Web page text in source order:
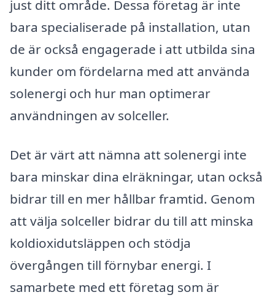
just ditt område. Dessa företag är inte
bara specialiserade på installation, utan
de är också engagerade i att utbilda sina
kunder om fördelarna med att använda
solenergi och hur man optimerar
användningen av solceller.
Det är värt att nämna att solenergi inte
bara minskar dina elräkningar, utan också
bidrar till en mer hållbar framtid. Genom
att välja solceller bidrar du till att minska
koldioxidutsläppen och stödja
övergången till förnybar energi. I
samarbete med ett företag som är